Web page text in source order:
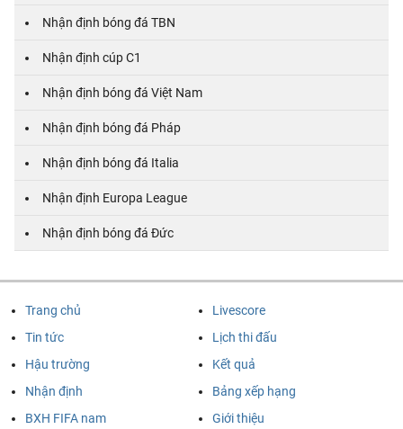
Nhận định bóng đá TBN
Nhận định cúp C1
Nhận định bóng đá Việt Nam
Nhận định bóng đá Pháp
Nhận định bóng đá Italia
Nhận định Europa League
Nhận định bóng đá Đức
Trang chủ
Tin tức
Hậu trường
Nhận định
Livescore
Lịch thi đấu
Kết quả
Bảng xếp hạng
BXH FIFA nam
Giới thiệu